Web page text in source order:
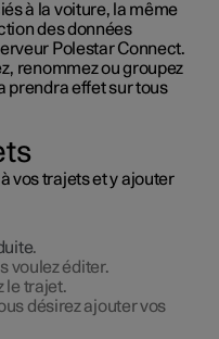
à la voiture, la même
des données
Polestar Connect.
renommez ou groupez
prendra effet sur tous
vos trajets et y ajouter
.
voulez éditer.
le trajet.
désirez ajouter vos